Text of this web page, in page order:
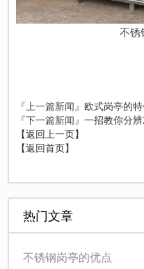
不锈
『上一篇新闻』 欧式岗亭的
『下一篇新闻』一招教你分辨
【返回上一页】
【返回首页】
热门文章
不锈钢岗亭的优点